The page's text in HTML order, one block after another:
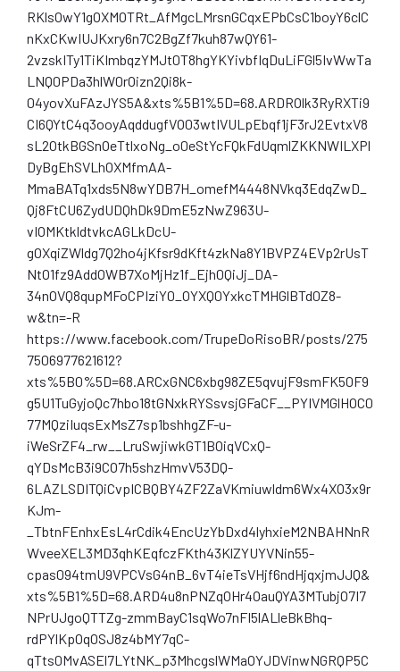
RKlsOwY1gOXMOTRt_AfMgcLMrsnGCqxEPbCsC1boyY6clC
nKxCKwIUJKxry6n7C2BgZf7kuh87wQY61-
2vzskITy1TiKImbqzYMJt0T8hgYKYivbflqDuLiFGl5IvWwTa
LNQ0PDa3hlW0rOizn2Qi8k-
04yovXuFAzJYS5A&xts%5B1%5D=68.ARDROlk3RyRXTi9
CI6QYtC4q3ooyAqddugfVO03wtIVULpEbqf1jF3rJ2EvtxV8
sL2OtkBGSnOeTtlxoNg_o0eStYcFQkFdUqmlZKKNWILXPl
DyBgEhSVLhOXMfmAA-
MmaBATq1xds5N8wYDB7H_omefM4448NVkq3EdqZwD_
Qj8FtCU6ZydUDQhDk9DmE5zNwZ963U-
vIOMKtkldtvkcAGLkDcU-
gOXqiZWldg7Q2ho4jKfsr9dKft4zkNa8Y1BVPZ4EVp2rUsT
NtO1fz9AddOWB7XoMjHz1f_Ejh0QiJj_DA-
34nOVQ8qupMFoCPIziY0_OYXQ0YxkcTMHGlBTd0Z8-
w&tn=-R
https://www.facebook.com/TrupeDoRisoBR/posts/275
7506977621612?
xts%5B0%5D=68.ARCxGNC6xbg98ZE5qvujF9smFK50F9
g5U1TuGyjoQc7hbo18tGNxkRYSsvsjGFaCF__PYIVMGlHOC0
77MQziIuqsExMsZ7sp1bshhgZF-u-
iWeSrZF4_rw__LruSwjiwkGT1BOiqVCxQ-
qYDsMcB3i9CO7h5shzHmvV53DQ-
6LAZLSDITQiCvpICBQBY4ZF2ZaVKmiuwldm6Wx4XO3x9r
KJm-
_TbtnFEnhxEsL4rCdik4EncUzYbDxd4lyhxieM2NBAHNnR
WveeXEL3MD3qhKEqfczFKth43KlZYUYVNin55-
cpas094tmU9VPCVsG4nB_6vT4ieTsVHjf6ndHjqxjmJJQ&
xts%5B1%5D=68.ARD4u8nPNZqOHr4OauQYA3MTubjO7I7
NPrUJgoQTTZg-zmmBayC1sqWo7nFI5lALleBkBhq-
rdPYlKpOqOSJ8z4bMY7qC-
qTts0MvASEl7LYtNK_p3MhcgslWMaOYJDVinwNGRQP5C